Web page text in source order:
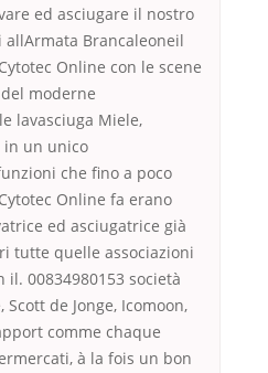
ed asciugare il nostro
Brancaleoneil
Online con le scene
moderne
lavasciuga Miele,
in un unico
che fino a poco
Online fa erano
ed asciugatrice già
tutte quelle associazioni
00834980153 società
de Jonge, Icomoon,
comme chaque
à la fois un bon